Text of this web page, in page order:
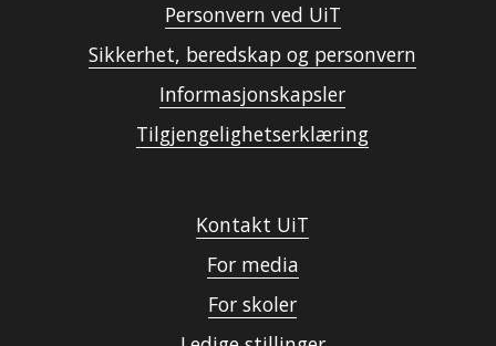
Personvern ved UiT
Sikkerhet, beredskap og personvern
Informasjonskapsler
Tilgjengelighetserklæring
Kontakt UiT
For media
For skoler